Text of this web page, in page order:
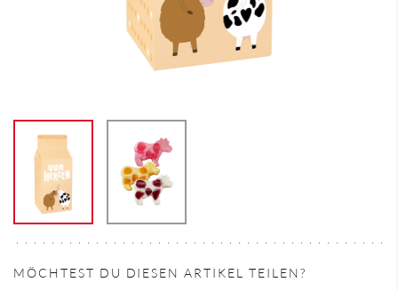
MÖCHTEST DU DIESEN ARTIKEL TEILEN?